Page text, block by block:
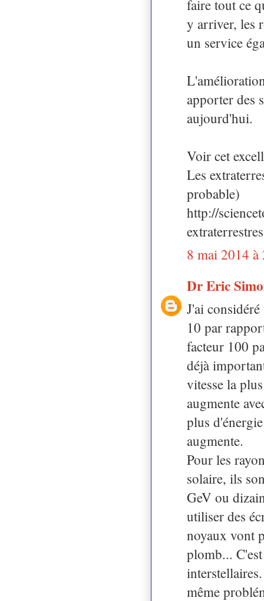
faire tout ce
y arriver, les
un service
apporter des
aujourd'hui.
Voir cet
Les
probable)
http://
8 mai 2014 à
Dr Eric
J'ai
10 par
facteur 100
déjà
vitesse la
augmente
plus
augmente.
Pour les
solaire, ils
GeV ou
utiliser des
noyaux vont
plomb...
même